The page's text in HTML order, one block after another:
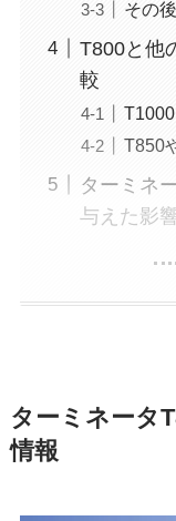
その
T800と他
較
T850
ターミネ
与えた影
ターミネータ
情報